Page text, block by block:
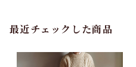
最近チェックした商品